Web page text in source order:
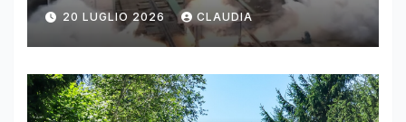
20 LUGLIO 2026 CLAUDIA